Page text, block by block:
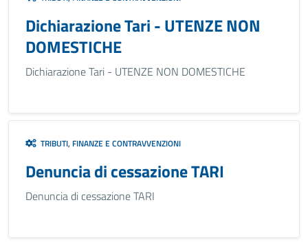
Dichiarazione Tari - UTENZE NON
DOMESTICHE
Dichiarazione Tari - UTENZE NON DOMESTICHE
TRIBUTI, FINANZE E CONTRAVVENZIONI
Denuncia di cessazione TARI
Denuncia di cessazione TARI